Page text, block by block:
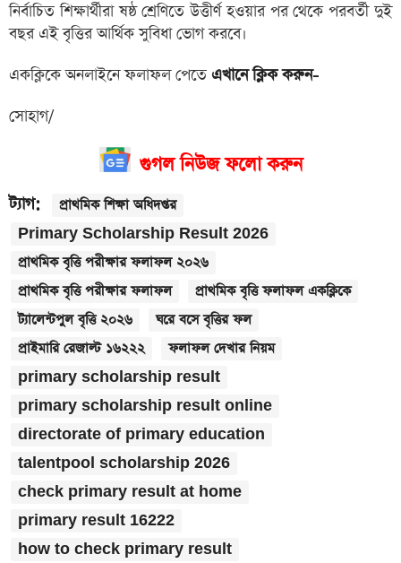
নির্বাচিত শিক্ষার্থীরা ষষ্ঠ শ্রেণিতে উত্তীর্ণ হওয়ার পর থেকে পরবর্তী দুই
বছর এই বৃত্তির আর্থিক সুবিধা ভোগ করবে।
একক্লিকে অনলাইনে ফলাফল পেতে এখানে ক্লিক করুন-
সোহাগ/
গুগল নিউজ ফলো করুন
ট্যাগ:
প্রাথমিক শিক্ষা অধিদপ্তর
Primary Scholarship Result 2026
প্রাথমিক বৃত্তি পরীক্ষার ফলাফল ২০২৬
প্রাথমিক বৃত্তি পরীক্ষার ফলাফল
প্রাথমিক বৃত্তি ফলাফল একক্লিকে
ট্যালেন্টপুল বৃত্তি ২০২৬
ঘরে বসে বৃত্তির ফল
প্রাইমারি রেজাল্ট ১৬২২২
ফলাফল দেখার নিয়ম
primary scholarship result
primary scholarship result online
directorate of primary education
talentpool scholarship 2026
check primary result at home
primary result 16222
how to check primary result